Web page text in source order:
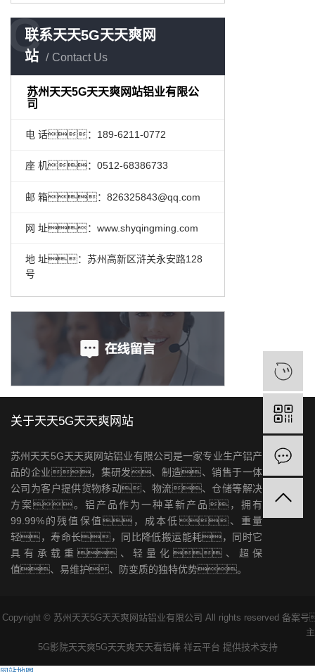
联系天天5G天天爽网
站
Contact Us
C
苏州天天5G天天爽网站铝业有限公
司
电 话：189-6211-0772
座 机：0512-68386733
邮 箱：826325843@qq.com
网 址：www.shyqingming.com
地 址：苏州高新区浒关永安路128
号
关于天天5G天天爽网站
苏州天天5G天天爽网站铝业有限公司是一家专业生产铝产
品的企业，集研发、制造、销售于一体
公司为客户提供货物移动、物流、仓储等解决
方案。铝产品作为一种革新产品，拥有
99.99%的残值保值，成本低、重量
轻，寿命长，同比降低搬运能耗，同时它
具有承载重、轻量化、超保
值、易维护、防变质的独特优势。
Copyright © 苏州天天5G天天爽网站铝业有限公司 All rights reserved 备案
5G影院天天爽5G天天爽天天看铝棒 祥云平台 提供技术支持